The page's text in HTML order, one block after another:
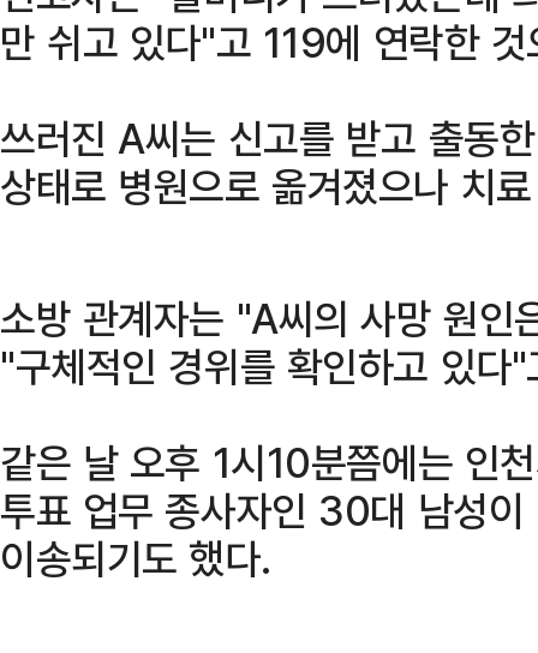
만 쉬고 있다"고 119에 연락한
쓰러진 A씨는 신고를 받고 출동
상태로 병원으로 옮겨졌으나 치
소방 관계자는 "A씨의 사망 원인
"구체적인 경위를 확인하고 있다
같은 날 오후 1시10분쯤에는 인
투표 업무 종사자인 30대 남성
이송되기도 했다.